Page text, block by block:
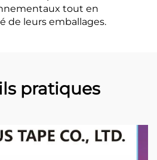
tout en
de leurs emballages.
pratiques